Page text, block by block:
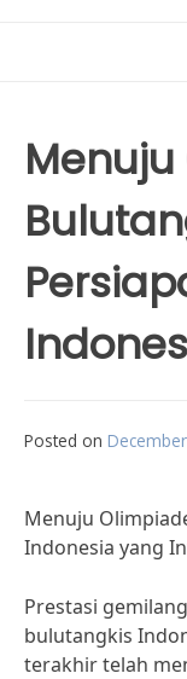
Posted on
Menuju
Indonesia yang
Prestasi
bulutangkis
terakhir telah